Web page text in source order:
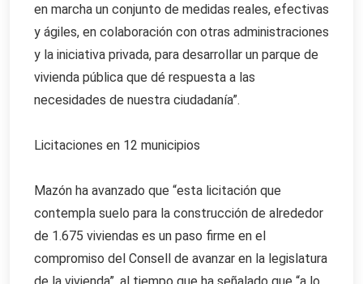
en marcha un conjunto de medidas reales, efectivas
y ágiles, en colaboración con otras administraciones
y la iniciativa privada, para desarrollar un parque de
vivienda pública que dé respuesta a las
necesidades de nuestra ciudadanía”.
Licitaciones en 12 municipios
Mazón ha avanzado que “esta licitación que
contempla suelo para la construcción de alrededor
de 1.675 viviendas es un paso firme en el
compromiso del Consell de avanzar en la legislatura